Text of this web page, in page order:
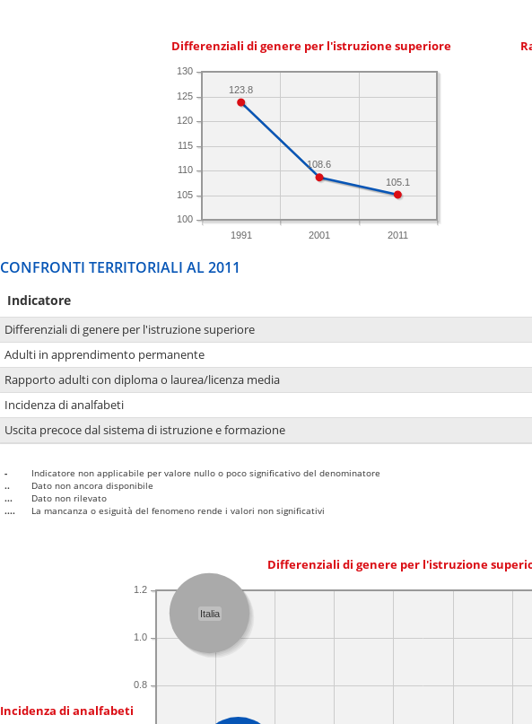
Differenziali di genere per l'istruzione superiore
1991 2001 2011
100
105
110
115
120
125
130
105.1
108.6
123.8
CONFRONTI TERRITORIALI AL 2011
Indicatore
Differenziali di genere per l'istruzione superiore
Adulti in apprendimento permanente
Rapporto adulti con diploma o laurea/licenza media
Incidenza di analfabeti
Uscita precoce dal sistema di istruzione e formazione
-
Indicatore non applicabile per valore nullo o poco significativo del denominatore
..
Dato non ancora disponibile
...
Dato non rilevato
....
La mancanza o esiguità del fenomeno rende i valori non significativi
Differenziali di genere per l'istruzione
Incidenza di analfabeti
0.8
1.0
1.2
Italia